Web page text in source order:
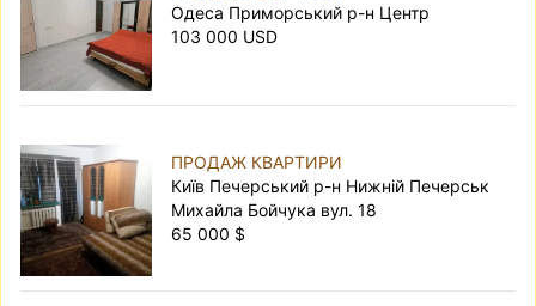
Одеса Приморський р-н Центр
103 000 USD
ПРОДАЖ КВАРТИРИ
Київ Печерський р-н Нижній Печерськ
Михайла Бойчука вул. 18
65 000 $